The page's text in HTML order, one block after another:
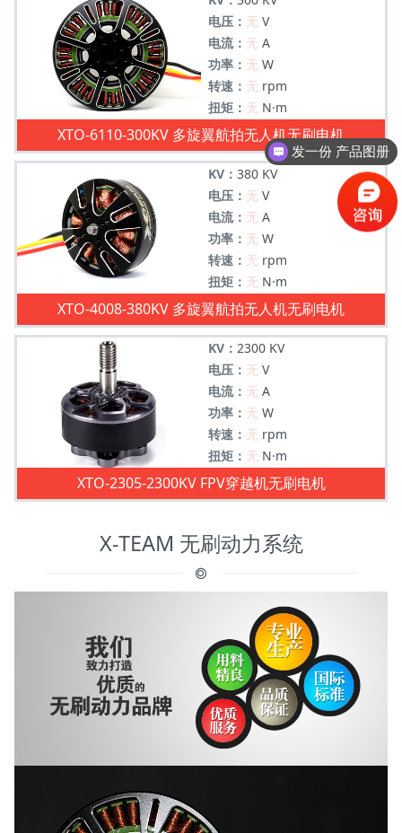
电压： 无 V
电流： 无 A
功率： 无 W
转速： 无 rpm
扭矩： 无 N·m
XTO-6110-300KV 多旋翼航拍无人机无刷电机
KV： 380 KV
电压： 无 V
电流： 无 A
功率： 无 W
转速： 无 rpm
扭矩： 无 N·m
XTO-4008-380KV 多旋翼航拍无人机无刷电机
KV： 2300 KV
电压： 无 V
电流： 无 A
功率： 无 W
转速： 无 rpm
扭矩： 无 N·m
XTO-2305-2300KV FPV穿越机无刷电机
X-TEAM 无刷动力系统
发一份 产品图册
交货周期多久